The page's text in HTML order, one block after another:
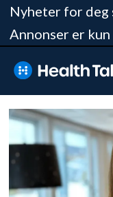
Nyheter for deg
Annonser er
Tag:
vydura